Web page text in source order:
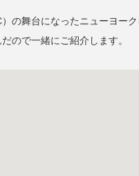
の舞台になったニューヨーク
ので一緒にご紹介します。